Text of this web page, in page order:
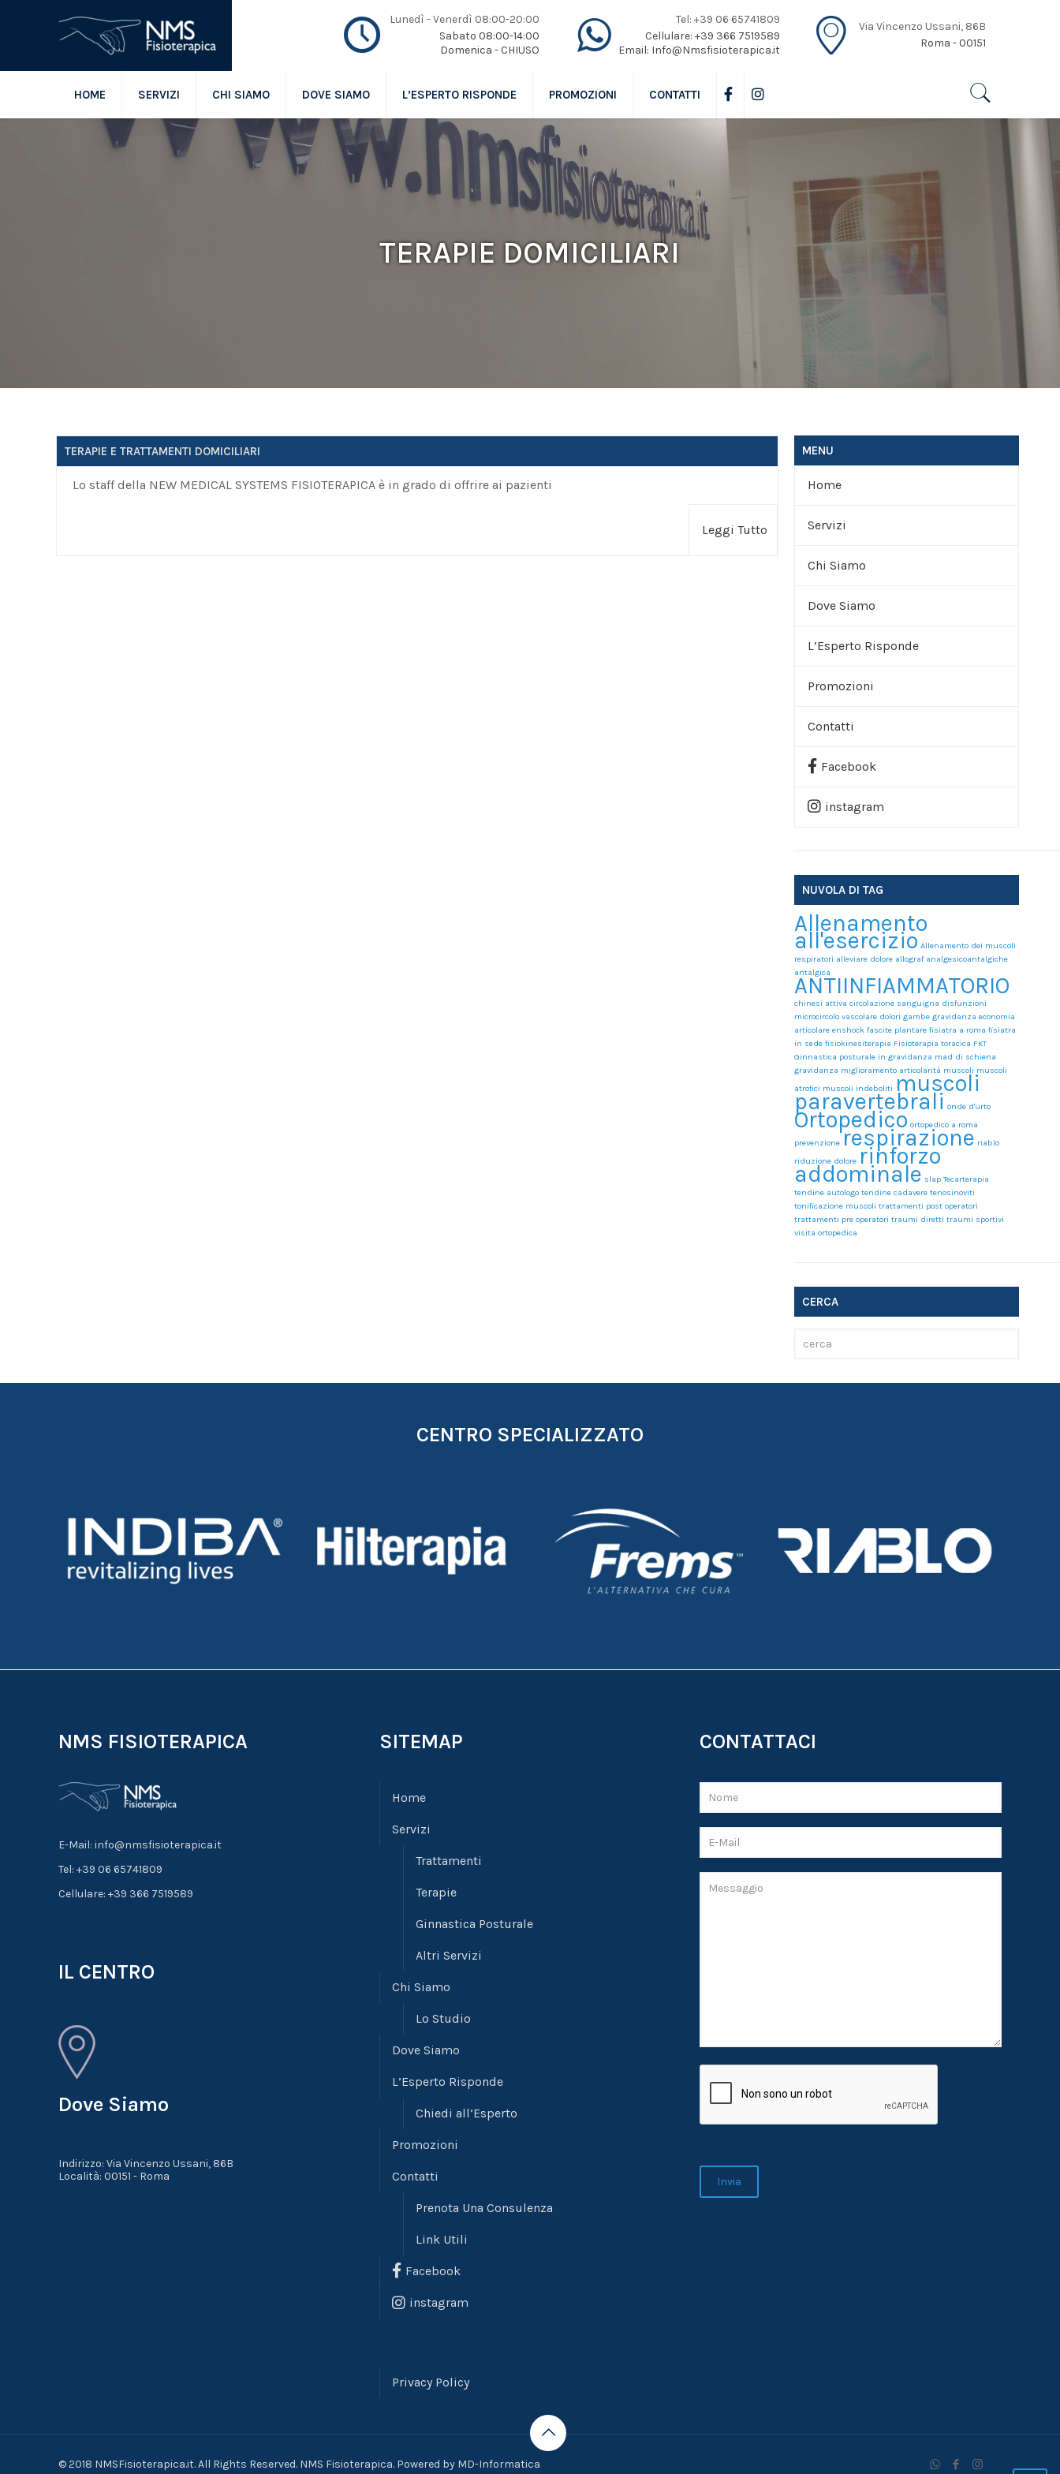
HOME SERVIZI CHI SIAMO DOVE SIAMO L’ESPERTO RISPONDE PROMOZIONI CONTATTI
Lunedì - Venerdì 08:00-20:00
Sabato 08:00-14:00
Domenica - CHIUSO
Tel: +39 06 65741809
Cellulare: +39 366 7519589
Email: Info@Nmsfisioterapica.it
Via Vincenzo Ussani, 86B
Roma - 00151
TERAPIE DOMICILIARI
TERAPIE E TRATTAMENTI DOMICILIARI
Lo staff della NEW MEDICAL SYSTEMS FISIOTERAPICA è in grado di offrire ai pazienti
Leggi Tutto
MENU
Home
Servizi
Trattamenti
Terapie
Ginnastica Posturale
Altri Servizi
Chi Siamo
Lo Studio
Dove Siamo
L’Esperto Risponde
Chiedi all’Esperto
Promozioni
Contatti
Prenota Una Consulenza
Link Utili
Facebook
instagram
NUVOLA DI TAG
Allenamento
all'esercizio Allenamento dei muscoli
respiratori alleviare dolore allograf analgesicoantalgiche
antalgica
ANTIINFIAMMATORIO
chinesi attiva circolazione sanguigna disfunzioni
microcircolo vascolare dolori gambe gravidanza economia
articolare enshock fascite plantare fisiatra a roma fisiatra
in sede fisiokinesiterapia Fisioterapia toracica FKT
Ginnastica posturale in gravidanza mad di schiena
gravidanza miglioramento articolarità muscoli muscoli
atrofici muscoli indeboliti muscoli
paravertebrali onde d'urto
Ortopedico ortopedico a roma
prevenzione respirazione riablo
riduzione dolore rinforzo
addominale slap Tecarterapia
tendine autologo tendine cadavere tenosinoviti
tonificazione muscoli trattamenti post operatori
trattamenti pre operatori traumi diretti traumi sportivi
visita ortopedica
CERCA
CENTRO SPECIALIZZATO
NMS FISIOTERAPICA
E-Mail: info@nmsfisioterapica.it
Tel: +39 06 65741809
Cellulare: +39 366 7519589
IL CENTRO
Dove Siamo
Indirizzo: Via Vincenzo Ussani, 86B
Località: 00151 - Roma
SITEMAP
Home
Servizi
Trattamenti
Terapie
Ginnastica Posturale
Altri Servizi
Chi Siamo
Lo Studio
Dove Siamo
L’Esperto Risponde
Chiedi all’Esperto
Promozioni
Contatti
Prenota Una Consulenza
Link Utili
Facebook
instagram
Privacy Policy
CONTATTACI
© 2018 NMSFisioterapica.it. All Rights Reserved. NMS Fisioterapica. Powered by MD-Informatica